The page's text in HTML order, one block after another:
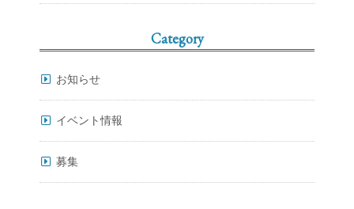
Category
お知らせ
イベント情報
募集